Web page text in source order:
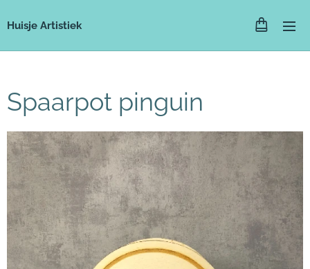
Huisje Artistiek
Spaarpot pinguin